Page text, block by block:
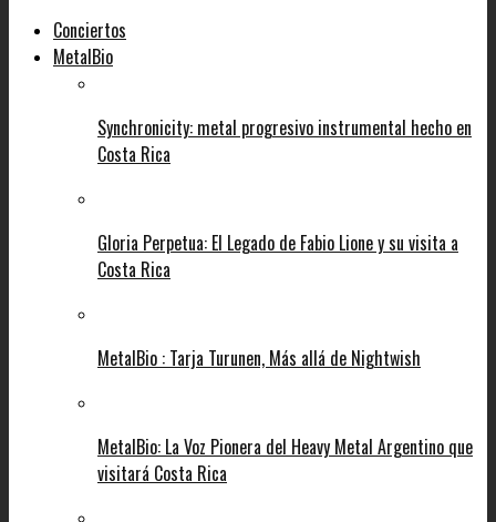
Conciertos
MetalBio
Synchronicity: metal progresivo instrumental hecho en
Costa Rica
Gloria Perpetua: El Legado de Fabio Lione y su visita a
Costa Rica
MetalBio : Tarja Turunen, Más allá de Nightwish
MetalBio: La Voz Pionera del Heavy Metal Argentino que
visitará Costa Rica